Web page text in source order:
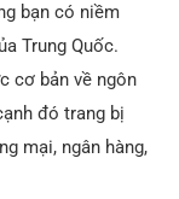
bạn có niềm
Trung Quốc.
cơ bản về ngôn
đó trang bị
mại, ngân hàng,